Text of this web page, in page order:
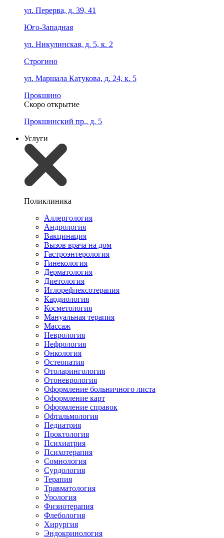
ул. Перерва, д. 39, 41
Юго-Западная
ул. Никулинская, д. 5, к. 2
Строгино
ул. Маршала Катукова, д. 24, к. 5
Прокшино
Скоро открытие
Прокшинский пр., д. 5
Услуги
Поликлиника
Аллергология
Андрология
Вакцинация
Вызов врача на дом
Гастроэнтерология
Гинекология
Дерматология
Диетология
Иглорефлексотерапия
Кардиология
Косметология
Мануальная терапия
Массаж
Неврология
Нефрология
Онкология
Остеопатия
Отоларингология
Отоневрология
Оформление больничного листа
Оформление карт
Оформление справок
Офтальмология
Педиатрия
Проктология
Психиатрия
Психотерапия
Сомнология
Сурдология
Терапия
Травматология
Урология
Физиотерапия
Флебология
Хирургия
Эндокринология